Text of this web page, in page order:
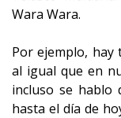
Wara Wara.
Por ejemplo, hay
al igual que en
incluso se hablo
hasta el día de